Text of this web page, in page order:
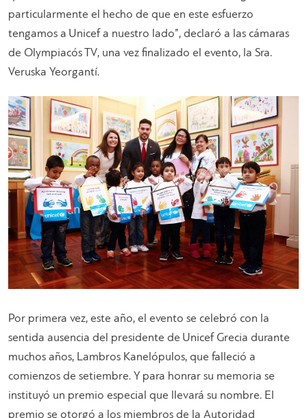
particularmente el hecho de que en este esfuerzo
tengamos a Unicef a nuestro lado”, declaró a las cámaras
de Olympiacós TV, una vez finalizado el evento, la Sra.
Veruska Yeorgantí.
Por primera vez, este año, el evento se celebró con la
sentida ausencia del presidente de Unicef Grecia durante
muchos años, Lambros Kanelópulos, que falleció a
comienzos de setiembre. Y para honrar su memoria se
instituyó un premio especial que llevará su nombre. El
premio se otorgó a los miembros de la Autoridad